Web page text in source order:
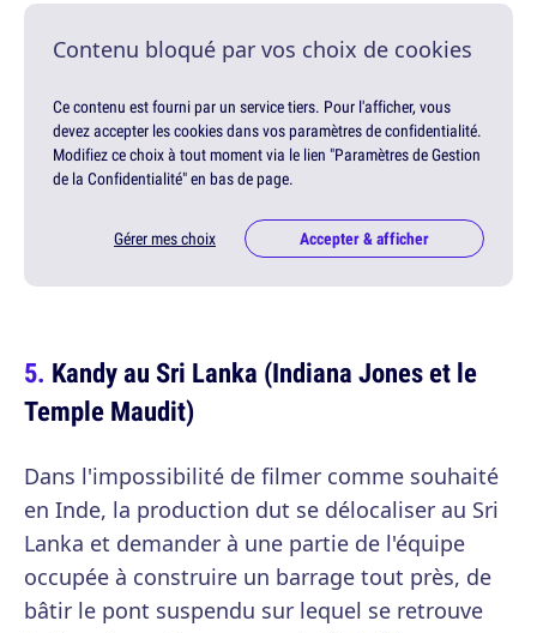
Contenu bloqué par vos choix de cookies
Ce contenu est fourni par un service tiers. Pour l'afficher, vous
devez accepter les cookies dans vos paramètres de confidentialité.
Modifiez ce choix à tout moment via le lien "Paramètres de Gestion
de la Confidentialité" en bas de page.
Gérer mes choix Accepter & afficher
Kandy au Sri Lanka (Indiana Jones et le
Temple Maudit)
Dans l'impossibilité de filmer comme souhaité
en Inde, la production dut se délocaliser au Sri
Lanka et demander à une partie de l'équipe
occupée à construire un barrage tout près, de
bâtir le pont suspendu sur lequel se retrouve